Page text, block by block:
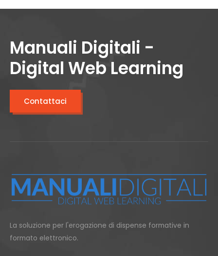
Manuali Digitali -
Digital Web Learning
Contattaci
La soluzione per l'erogazione di dispense formative in
formato elettronico.